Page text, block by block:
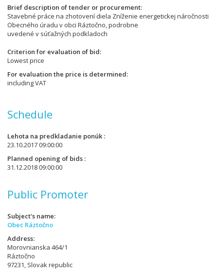
Brief description of tender or procurement
Stavebné práce na zhotovení diela Zníženie energetickej náročnosti
Obecného úradu v obci Ráztočno, podrobne
uvedené v súťažných podkladoch
Criterion for evaluation of bid
Lowest price
For evaluation the price is determined
including VAT
Schedule
Lehota na predkladanie ponúk
23.10.2017 09:00:00
Planned opening of bids
31.12.2018 09:00:00
Public Promoter
Subject's name
Obec Ráztočno
Address
Morovnianska 464/1
Ráztočno
97231, Slovak republic